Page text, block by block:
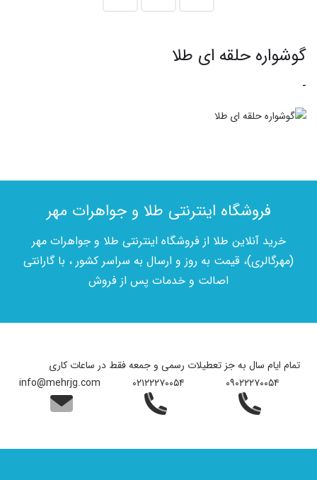
گوشواره حلقه ای طلا
-
فروشگاه اینترنتی طلا و جواهرات مهر
خرید آنلاین طلا از فروشگاه اینترنتی طلا و جواهرات مهر
(مهرگالری)، قیمت به روز و ارسال به سراسر کشور ، با گارانتی
اصالت و خدمات پس از فروش
تمام ایام سال به جز تعطیلات رسمی و جمعه فقط در ساعات کاری
۰۹۰۲۲۲۷۰۰۵۴
۰۲۱۲۲۲۷۰۰۵۴ info@mehrjg.com